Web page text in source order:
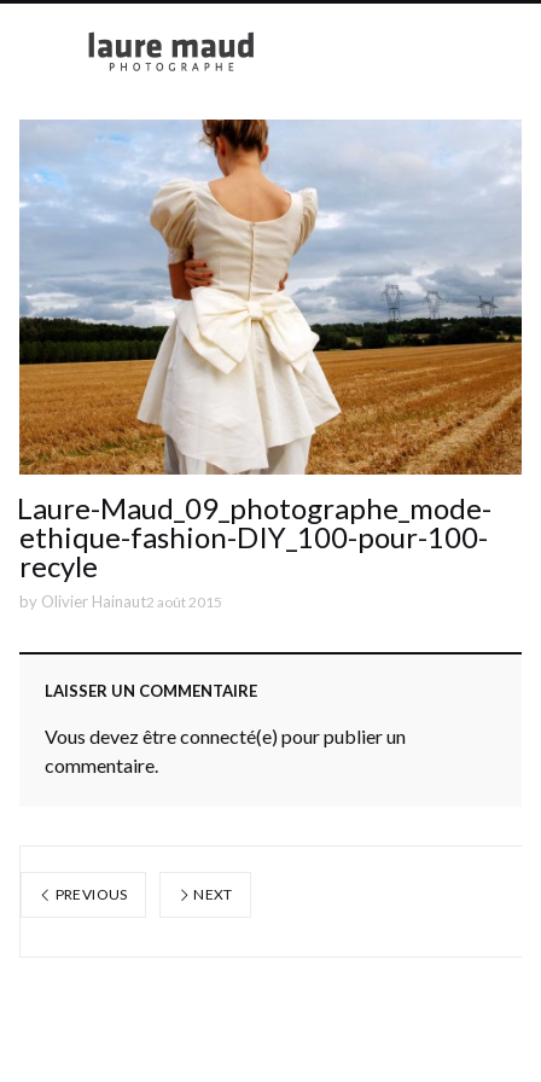
Laure-Maud_09_photographe_mode-
ethique-fashion-DIY_100-pour-100-
recyle
by Olivier Hainaut2 août 2015
LAISSER UN COMMENTAIRE
Vous devez être connecté(e) pour publier un
commentaire.
PREVIOUS NEXT